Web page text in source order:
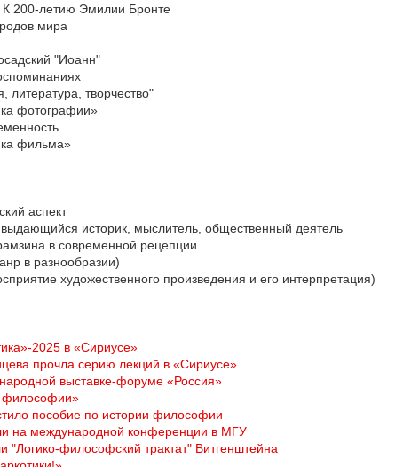
200-летию Эмилии Бронте
мира
"Иоанн"
литература, творчество"
фотографии»
фильма»
аспект
историк, мыслитель, общественный деятель
в современной рецепции
в разнообразии)
художественного произведения и его интерпретация)
2025 в «Сириусе»
прочла серию лекций в «Сириусе»
выставке-форуме «Россия»
философии»
пособие по истории философии
на международной конференции в МГУ
философский трактат" Витгенштейна